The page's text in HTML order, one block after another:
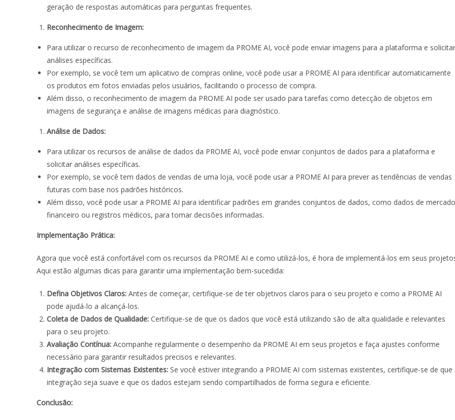
geração de respostas automáticas para perguntas frequentes.
Reconhecimento de Imagem:
Para utilizar o recurso de reconhecimento de imagem da PROME AI, você pode enviar imagens para a plataforma e solicitar
análises específicas.
Por exemplo, se você tem um aplicativo de compras online, você pode usar a PROME AI para identificar automaticamente
os produtos em fotos enviadas pelos usuários, facilitando o processo de compra.
Além disso, o reconhecimento de imagem da PROME AI pode ser usado para tarefas como detecção de objetos em
imagens de segurança e análise de imagens médicas para diagnóstico.
Análise de Dados:
Para utilizar os recursos de análise de dados da PROME AI, você pode enviar conjuntos de dados para a plataforma e
solicitar análises específicas.
Por exemplo, se você tem dados de vendas de uma loja, você pode usar a PROME AI para prever as tendências de vendas
futuras com base nos padrões históricos.
Além disso, você pode usar a PROME AI para identificar padrões em grandes conjuntos de dados, como dados de mercado
financeiro ou registros médicos, para tomar decisões informadas.
Implementação Prática:
Agora que você está confortável com os recursos da PROME AI e como utilizá-los, é hora de implementá-los em seus
Aqui estão algumas dicas para garantir uma implementação bem-sucedida:
Defina Objetivos Claros: Antes de começar, certifique-se de ter objetivos claros para o seu projeto e como a PROME AI
pode ajudá-lo a alcançá-los.
Coleta de Dados de Qualidade: Certifique-se de que os dados que você está utilizando são de alta qualidade e relevantes
para o seu projeto.
Avaliação Contínua: Acompanhe regularmente o desempenho da PROME AI em seus projetos e faça ajustes conforme
necessário para garantir resultados precisos e relevantes.
Integração com Sistemas Existentes: Se você estiver integrando a PROME AI com sistemas existentes, certifique-se de que
integração seja suave e que os dados estejam sendo compartilhados de forma segura e eficiente.
Conclusão: